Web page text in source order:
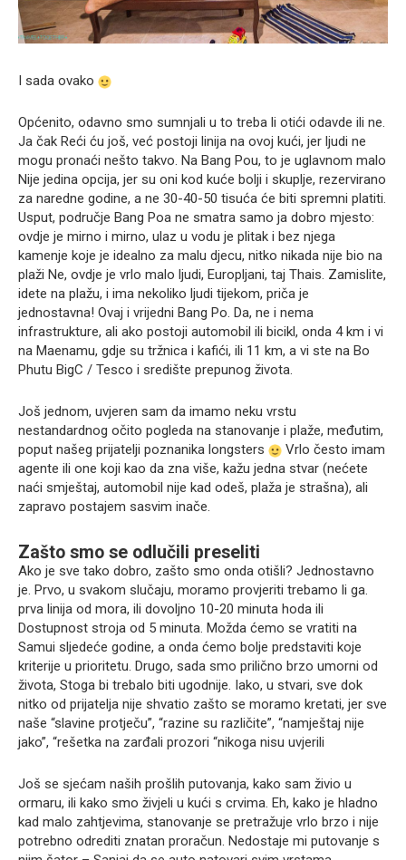
I sada ovako
Općenito, odavno smo sumnjali u to treba li otići odavde ili ne.
Ja čak Reći ću još, već postoji linija na ovoj kući, jer ljudi ne
mogu pronaći nešto takvo. Na Bang Pou, to je uglavnom malo
Nije jedina opcija, jer su oni kod kuće bolji i skuplje, rezervirano
za naredne godine, a ne 30-40-50 tisuća će biti spremni platiti.
Usput, područje Bang Poa ne smatra samo ja dobro mjesto:
ovdje je mirno i mirno, ulaz u vodu je plitak i bez njega
kamenje koje je idealno za malu djecu, nitko nikada nije bio na
plaži Ne, ovdje je vrlo malo ljudi, Europljani, taj Thais. Zamislite,
idete na plažu, i ima nekoliko ljudi tijekom, priča je
jednostavna! Ovaj i vrijedni Bang Po. Da, ne i nema
infrastrukture, ali ako postoji automobil ili bicikl, onda 4 km i vi
na Maenamu, gdje su tržnica i kafići, ili 11 km, a vi ste na Bo
Phutu BigC / Tesco i središte prepunog života.
Još jednom, uvjeren sam da imamo neku vrstu
nestandardnog očito pogleda na stanovanje i plaže, međutim,
poput našeg prijatelji poznanika longsters
Vrlo često imam
agente ili one koji kao da zna više, kažu jedna stvar (nećete
naći smještaj, automobil nije kad odeš, plaža je strašna), ali
zapravo postajem sasvim inače.
Zašto smo se odlučili preseliti
Ako je sve tako dobro, zašto smo onda otišli? Jednostavno
je. Prvo, u svakom slučaju, moramo provjeriti trebamo li ga.
prva linija od mora, ili dovoljno 10-20 minuta hoda ili
Dostupnost stroja od 5 minuta. Možda ćemo se vratiti na
Samui sljedeće godine, a onda ćemo bolje predstaviti koje
kriterije u prioritetu. Drugo, sada smo prilično brzo umorni od
života, Stoga bi trebalo biti ugodnije. Iako, u stvari, sve dok
nitko od prijatelja nije shvatio zašto se moramo kretati, jer sve
naše “slavine protječu”, “razine su različite”, “namještaj nije
jako”, “rešetka na zarđali prozori “nikoga nisu uvjerili
Još se sjećam naših prošlih putovanja, kako sam živio u
ormaru, ili kako smo živjeli u kući s crvima. Eh, kako je hladno
kad malo zahtjevima, stanovanje se pretražuje vrlo brzo i nije
potrebno odrediti znatan proračun. Nedostaje mi putovanje s